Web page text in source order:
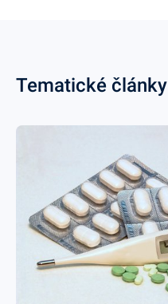
Tematické články